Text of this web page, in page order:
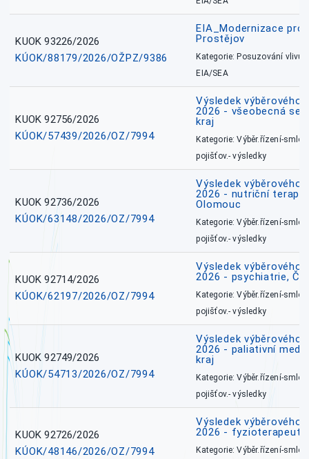
KUOK 93226/2026
KÚOK/88179/2026/OŽPZ/9386
EIA_Modernizace
Prostějov
Kategorie: Posuzování vlivů
EIA/SEA
KUOK 92756/2026
KÚOK/57439/2026/OZ/7994
Výsledek výběrového
2026 - všeobecná
kraj
Kategorie: Výběr.řízení-
pojišťov.- výsledky
KUOK 92736/2026
KÚOK/63148/2026/OZ/7994
Výsledek výběrového
2026 - nutriční
Olomouc
Kategorie: Výběr.řízení-
pojišťov.- výsledky
KUOK 92714/2026
KÚOK/62197/2026/OZ/7994
Výsledek výběrového
2026 - psychiatrie,
Kategorie: Výběr.řízení-
pojišťov.- výsledky
KUOK 92749/2026
KÚOK/54713/2026/OZ/7994
Výsledek výběrového
2026 - paliativní
kraj
Kategorie: Výběr.řízení-
pojišťov.- výsledky
KUOK 92726/2026
KÚOK/48146/2026/OZ/7994
Výsledek výběrového
2026 - fyzioterapeut,
Kategorie: Výběr.řízení-